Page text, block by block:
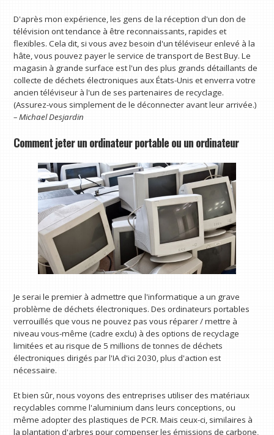
D'après mon expérience, les gens de la réception d'un don de
télévision ont tendance à être reconnaissants, rapides et
flexibles. Cela dit, si vous avez besoin d'un téléviseur enlevé à la
hâte, vous pouvez payer le service de transport de Best Buy. Le
magasin à grande surface est l'un des plus grands détaillants de
collecte de déchets électroniques aux États-Unis et enverra votre
ancien téléviseur à l'un de ses partenaires de recyclage.
(Assurez-vous simplement de le déconnecter avant leur arrivée.)
– Michael Desjardin
Comment jeter un ordinateur portable ou un ordinateur
Je serai le premier à admettre que l'informatique a un grave
problème de déchets électroniques. Des ordinateurs portables
verrouillés que vous ne pouvez pas vous réparer / mettre à
niveau vous-même (cadre exclu) à des options de recyclage
limitées et au risque de 5 millions de tonnes de déchets
électroniques dirigés par l'IA d'ici 2030, plus d'action est
nécessaire.
Et bien sûr, nous voyons des entreprises utiliser des matériaux
recyclables comme l'aluminium dans leurs conceptions, ou
même adopter des plastiques de PCR. Mais ceux-ci, similaires à
la plantation d'arbres pour compenser les émissions de carbone,